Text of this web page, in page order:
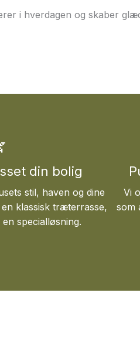
i hverdagen og skaber
din bolig
stil, haven og dine
klassisk træterrasse,
specialløsning.
Vi
som